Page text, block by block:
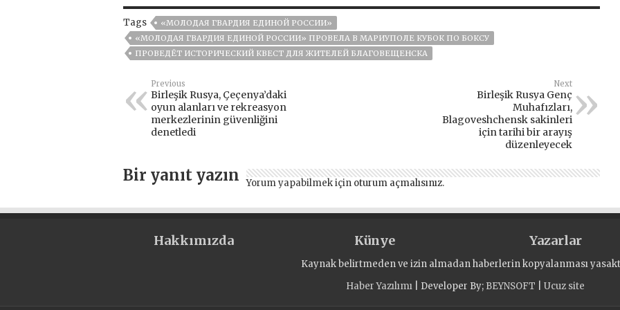
Tags
«МОЛОДАЯ ГВАРДИЯ ЕДИНОЙ РОССИИ»
«МОЛОДАЯ ГВАРДИЯ ЕДИНОЙ РОССИИ» ПРОВЕЛА В МАРИУПОЛЕ КУБОК ПО БОКСУ
ПРОВЕДЁТ ИСТОРИЧЕСКИЙ КВЕСТ ДЛЯ ЖИТЕЛЕЙ БЛАГОВЕЩЕНСКА
Previous
Birleşik Rusya, Çeçenya’daki
oyun alanları ve rekreasyon
merkezlerinin güvenliğini
denetledi
Next
Birleşik Rusya Genç
Muhafızları,
Blagoveshchensk sakinleri
için tarihi bir arayış
düzenleyecek
Bir yanıt yazın Yorum yapabilmek için oturum açmalısınız.
Hakkımızda Künye Yazarlar
Kaynak belirtmeden ve izin almadan haberlerin kopyalanması
Haber Yazılımı| Developer By; BEYNSOFT Ucuz site